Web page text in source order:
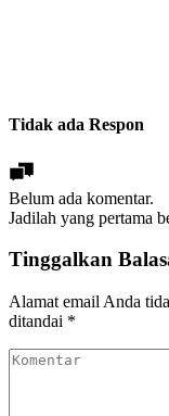
Tidak ada Respon
Belum ada komentar.
Jadilah yang pertama
Tinggalkan
Alamat email Anda
ditandai *